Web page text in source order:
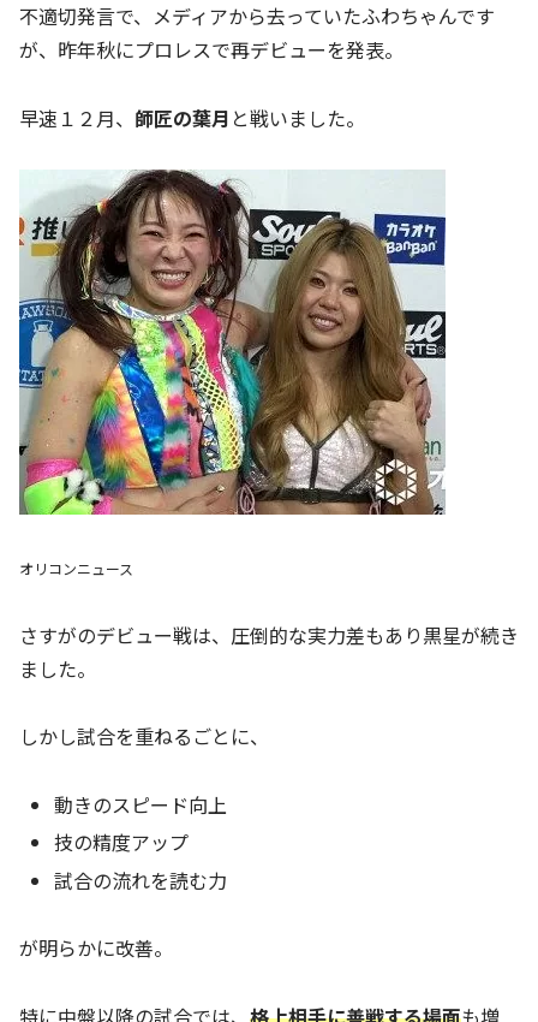
不適切発言で、メディアから去っていたふわちゃんです
が、昨年秋にプロレスで再デビューを発表。
早速１２月、 師匠の葉月 と戦いました。
オリコンニュース
さすがのデビュー戦は、圧倒的な実力差もあり黒星が続き
ました。
しかし試合を重ねるごとに、
動きのスピード向上
技の精度アップ
試合の流れを読む力
が明らかに改善。